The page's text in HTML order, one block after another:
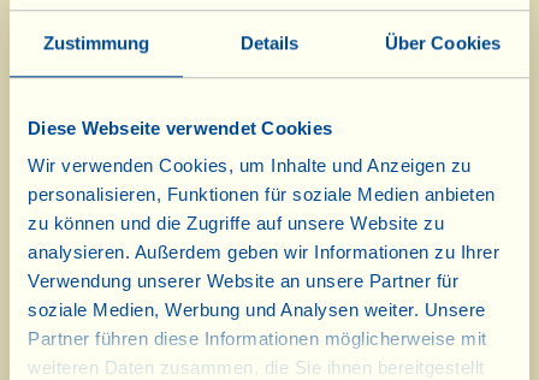
Zustimmung Details Über Cookies
Diese Webseite verwendet Cookies
Wir verwenden Cookies, um Inhalte und Anzeigen zu
personalisieren, Funktionen für soziale Medien anbieten
zu können und die Zugriffe auf unsere Website zu
analysieren. Außerdem geben wir Informationen zu Ihrer
Verwendung unserer Website an unsere Partner für
soziale Medien, Werbung und Analysen weiter. Unsere
Partner führen diese Informationen möglicherweise mit
weiteren Daten zusammen, die Sie ihnen bereitgestellt
Zutaten:
Fenchel, Möhren, Sellerie, Frühlingszwiebeln...)
Salz
Essig
Dies ist kein richtiges Rezept, sondern eine ganz
besondere toskanische Bezeichnung für die